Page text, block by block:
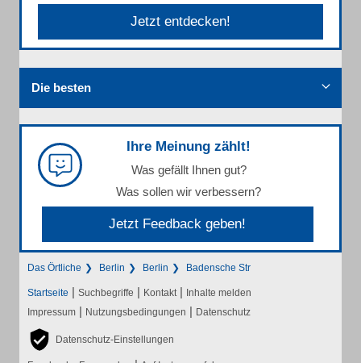
Jetzt entdecken!
Die besten
Ihre Meinung zählt!
Was gefällt Ihnen gut?
Was sollen wir verbessern?
Jetzt Feedback geben!
Das Örtliche Berlin Berlin Badensche Str
Startseite | Suchbegriffe | Kontakt | Inhalte melden
Impressum | Nutzungsbedingungen | Datenschutz
Datenschutz-Einstellungen